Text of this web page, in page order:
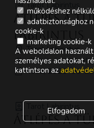
Tarot Labirintus
Átlépés a
Labirintus
Tarot Labirintus
alkímia, önismeret,
kedd, 2026-06-
Tarot Labirintus
Átlépés a
működéshez
adatbiztonsághoz
cookie-k
marketing cookie-k
A weboldalon
személyes adatokat,
kattintson az
Elfogadom